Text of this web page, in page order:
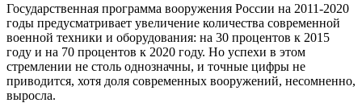
Государственная программа вооружения России на 2011-2020
годы предусматривает увеличение количества современной
военной техники и оборудования: на 30 процентов к 2015
году и на 70 процентов к 2020 году. Но успехи в этом
стремлении не столь однозначны, и точные цифры не
приводится, хотя доля современных вооружений, несомненно,
выросла.